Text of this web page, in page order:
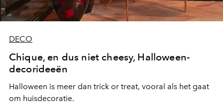
DECO
Chique, en dus niet cheesy, Halloween-
decorideeën
Halloween is meer dan trick or treat, vooral als het gaat
om huisdecoratie.